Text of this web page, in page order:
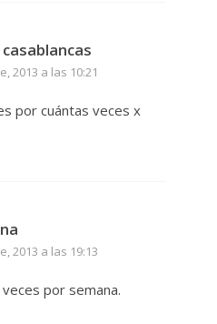
2013 a las 10:21
por cuántas veces x
2013 a las 19:13
por semana.